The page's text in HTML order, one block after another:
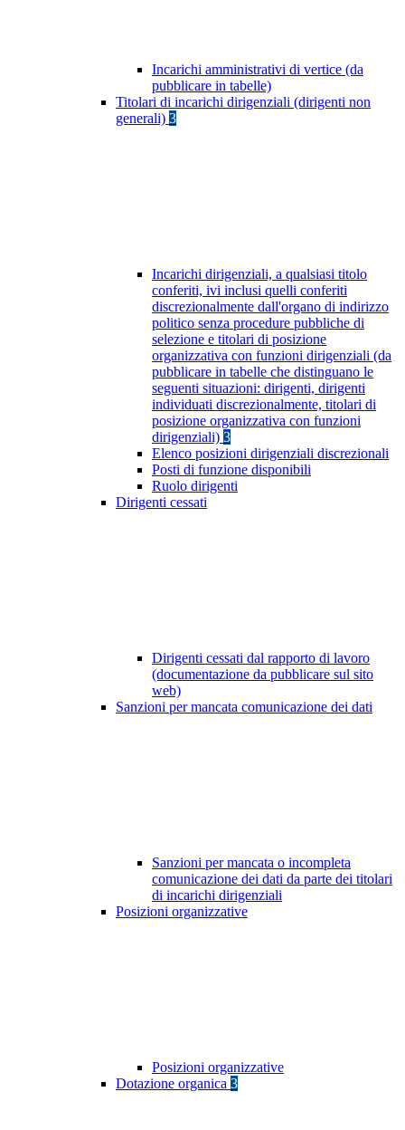
Incarichi amministrativi di vertice (da
pubblicare in tabelle)
Titolari di incarichi dirigenziali (dirigenti non
generali) 3
Incarichi dirigenziali, a qualsiasi titolo
conferiti, ivi inclusi quelli conferiti
discrezionalmente dall'organo di indirizzo
politico senza procedure pubbliche di
selezione e titolari di posizione
organizzativa con funzioni dirigenziali (da
pubblicare in tabelle che distinguano le
seguenti situazioni: dirigenti, dirigenti
individuati discrezionalmente, titolari di
posizione organizzativa con funzioni
dirigenziali) 3
Elenco posizioni dirigenziali discrezionali
Posti di funzione disponibili
Ruolo dirigenti
Dirigenti cessati
Dirigenti cessati dal rapporto di lavoro
(documentazione da pubblicare sul sito
web)
Sanzioni per mancata comunicazione dei dati
Sanzioni per mancata o incompleta
comunicazione dei dati da parte dei titolari
di incarichi dirigenziali
Posizioni organizzative
Posizioni organizzative
Dotazione organica 3